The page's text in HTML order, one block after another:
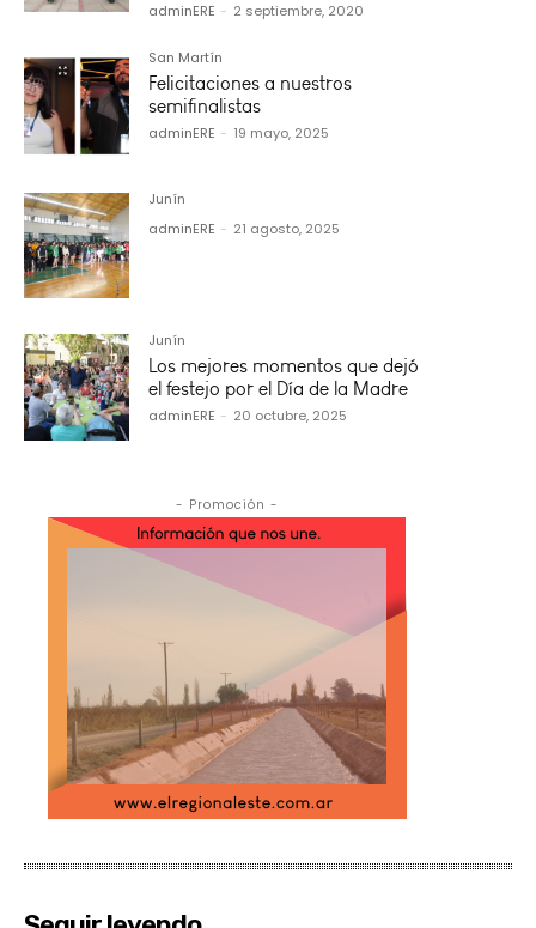
adminERE - 2 septiembre, 2020
San Martín
Felicitaciones a nuestros
semifinalistas
adminERE - 19 mayo, 2025
Junín
adminERE - 21 agosto, 2025
Junín
Los mejores momentos que dejó
el festejo por el Día de la Madre
adminERE - 20 octubre, 2025
- Promoción -